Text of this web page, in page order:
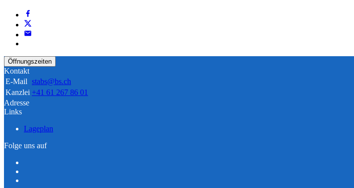
Öffnungszeiten
Kontakt
E-Mail stabs@bs.ch
Kanzlei +41 61 267 86 01
Adresse
Links
Lageplan
Folge uns auf